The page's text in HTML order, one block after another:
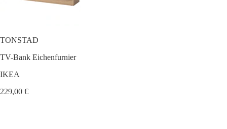
TONSTAD
TV-Bank Eichenfurnier
IKEA
229,00 €